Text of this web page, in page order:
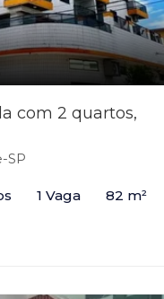
com 2 quartos,
SP
1 Vaga 82 m²